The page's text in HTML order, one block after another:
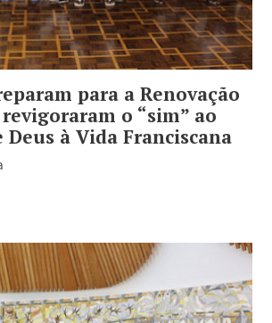
para a Renovação
o “sim” ao
Deus à Vida Franciscana